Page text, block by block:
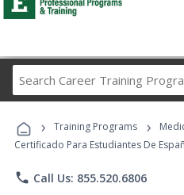
Career
› Training Programs ›
Certificado Para Estudiantes De
phone Call Us: 855.520.6806